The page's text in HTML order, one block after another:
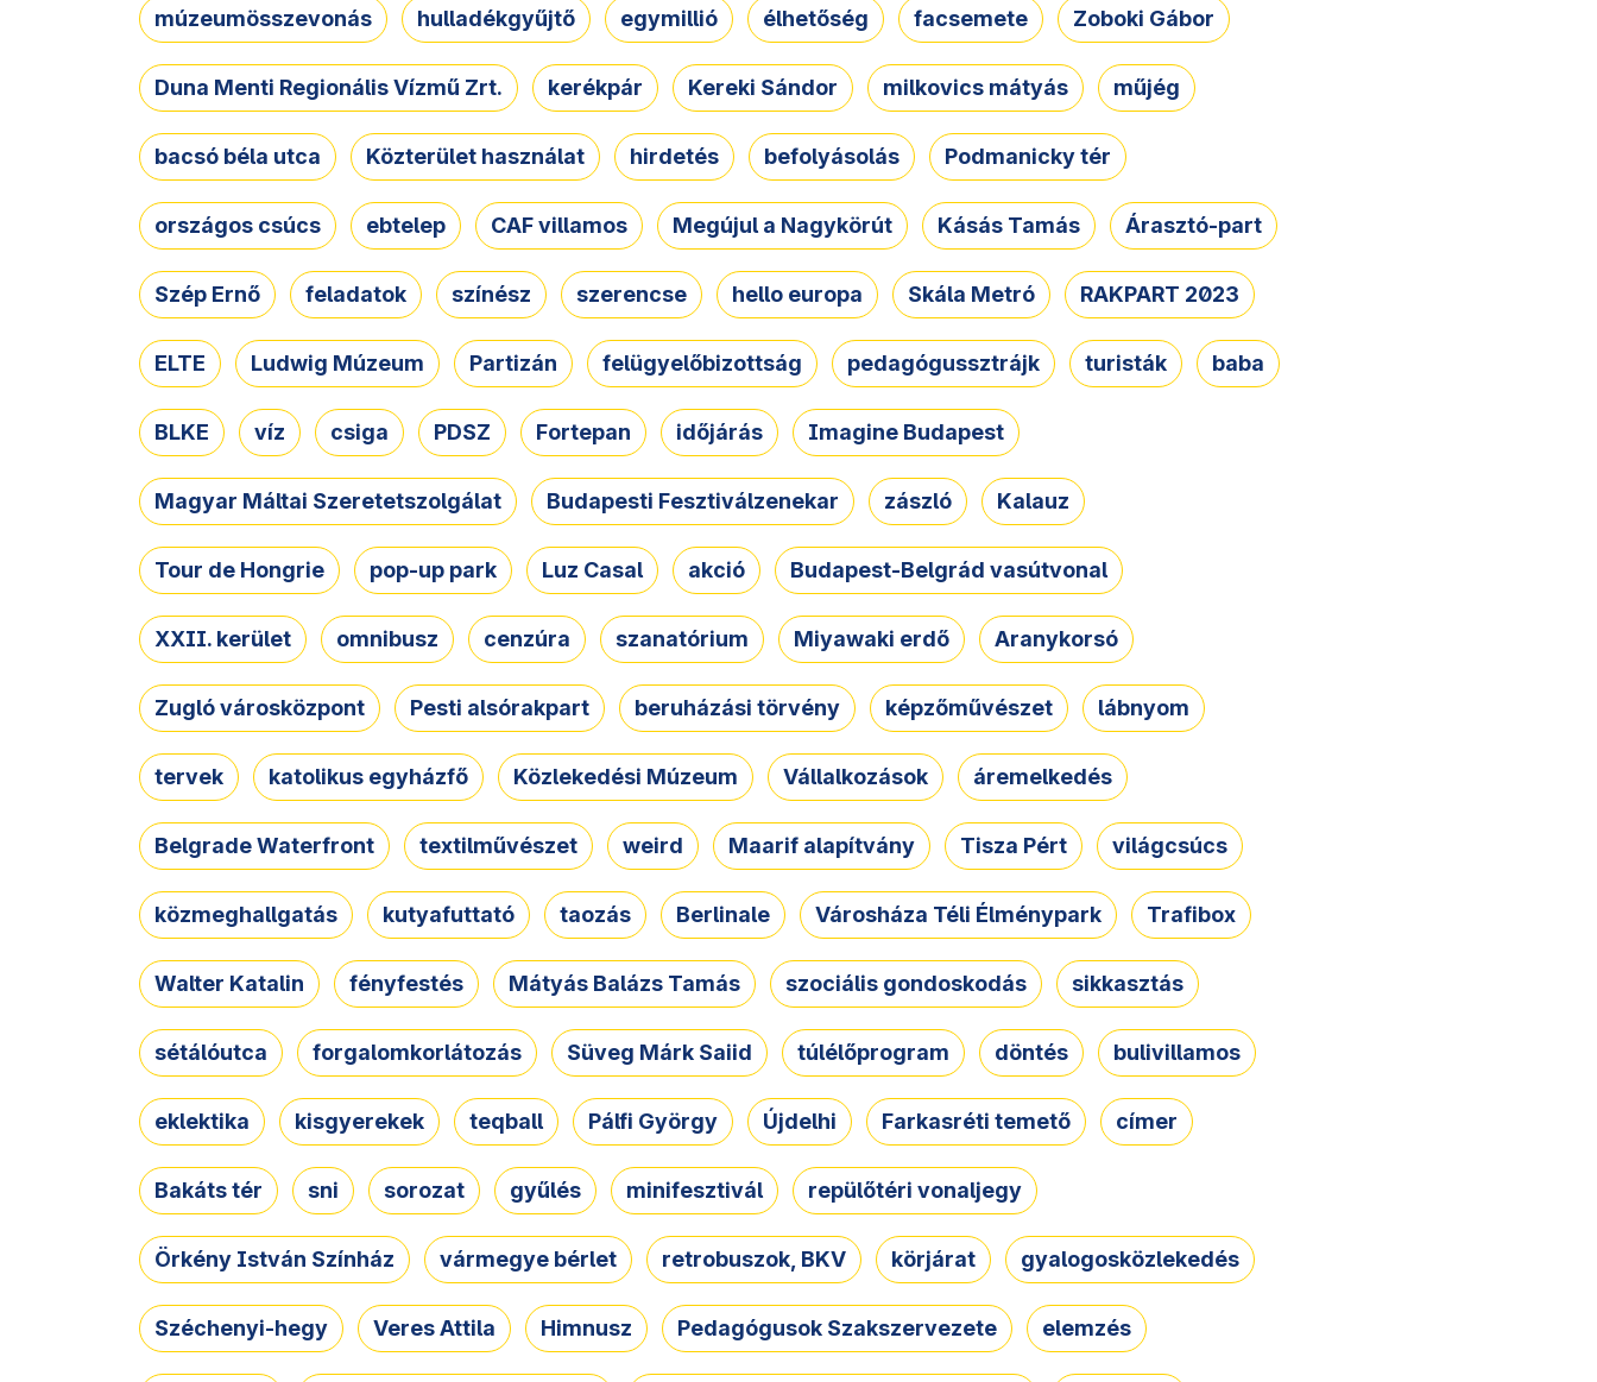
múzeumösszevonás hulladékgyűjtő egymillió élhetőség facsemete Zoboki Gábor
Duna Menti Regionális Vízmű Zrt. kerékpár Kereki Sándor milkovics mátyás műjég
bacsó béla utca Közterület használat hirdetés befolyásolás Podmanicky tér
országos csúcs ebtelep CAF villamos Megújul a Nagykörút Kásás Tamás Árasztó-part
Szép Ernő feladatok színész szerencse hello europa Skála Metró RAKPART 2023
ELTE Ludwig Múzeum Partizán felügyelőbizottság pedagógussztrájk turisták baba
BLKE víz csiga PDSZ Fortepan időjárás Imagine Budapest
Magyar Máltai Szeretetszolgálat Budapesti Fesztiválzenekar zászló Kalauz
Tour de Hongrie pop-up park Luz Casal akció Budapest-Belgrád vasútvonal
XXII. kerület omnibusz cenzúra szanatórium Miyawaki erdő Aranykorsó
Zugló városközpont Pesti alsórakpart beruházási törvény képzőművészet lábnyom
tervek katolikus egyházfő Közlekedési Múzeum Vállalkozások áremelkedés
Belgrade Waterfront textilművészet weird Maarif alapítvány Tisza Pért világcsúcs
közmeghallgatás kutyafuttató taozás Berlinale Városháza Téli Élménypark Trafibox
Walter Katalin fényfestés Mátyás Balázs Tamás szociális gondoskodás sikkasztás
sétálóutca forgalomkorlátozás Süveg Márk Saiid túlélőprogram döntés bulivillamos
eklektika kisgyerekek teqball Pálfi György Újdelhi Farkasréti temető címer
Bakáts tér sni sorozat gyűlés minifesztivál repülőtéri vonaljegy
Örkény István Színház vármegye bérlet retrobuszok, BKV körjárat gyalogosközlekedés
Széchenyi-hegy Veres Attila Himnusz Pedagógusok Szakszervezete elemzés